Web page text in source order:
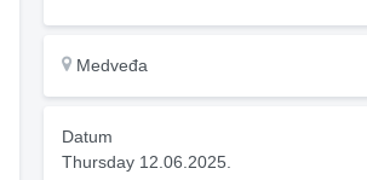
Medveđa
Datum
Thursday 12.06.2025.